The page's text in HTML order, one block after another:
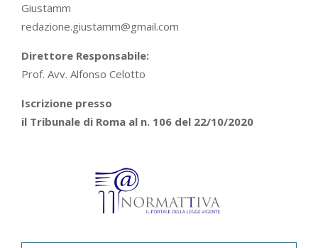
Giustamm
redazione.giustamm@gmail.com
Direttore Responsabile:
Prof. Avv. Alfonso Celotto
Iscrizione presso
il Tribunale di Roma al n. 106 del 22/10/2020